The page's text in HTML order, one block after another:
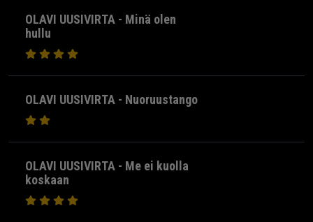
OLAVI UUSIVIRTA - Minä olen
hullu
OLAVI UUSIVIRTA - Nuoruustango
OLAVI UUSIVIRTA - Me ei kuolla
koskaan